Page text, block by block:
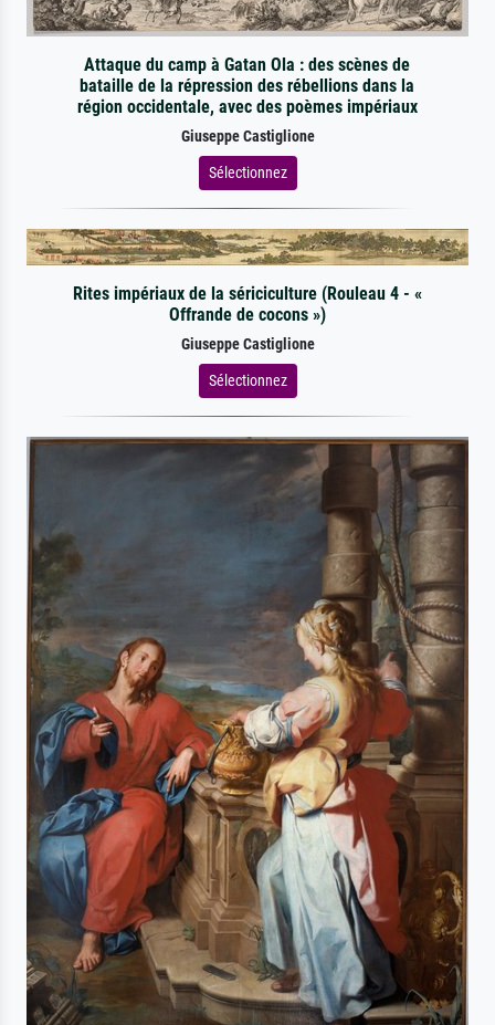
Attaque du camp à Gatan Ola : des scènes de
bataille de la répression des rébellions dans la
région occidentale, avec des poèmes impériaux
Giuseppe Castiglione
Sélectionnez
Rites impériaux de la sériciculture (Rouleau 4 - «
Offrande de cocons »)
Giuseppe Castiglione
Sélectionnez